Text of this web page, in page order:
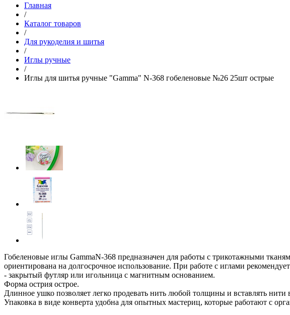
Главная
/
Каталог товаров
/
Для рукоделия и шитья
/
Иглы ручные
/
Иглы для шитья ручные "Gamma" N-368 гобеленовые №26 25шт острые
Гобеленовые иглы GammaN-368 предназначен для работы с трикотажными
ориентирована на долгосрочное использование. При работе с иглами
- закрытый футляр или игольница с магнитным основанием.
Форма острия острое.
Длинное ушко позволяет легко продевать нить любой толщины и вставлять нити
Упаковка в виде конверта удобна для опытных мастериц, которые работают с